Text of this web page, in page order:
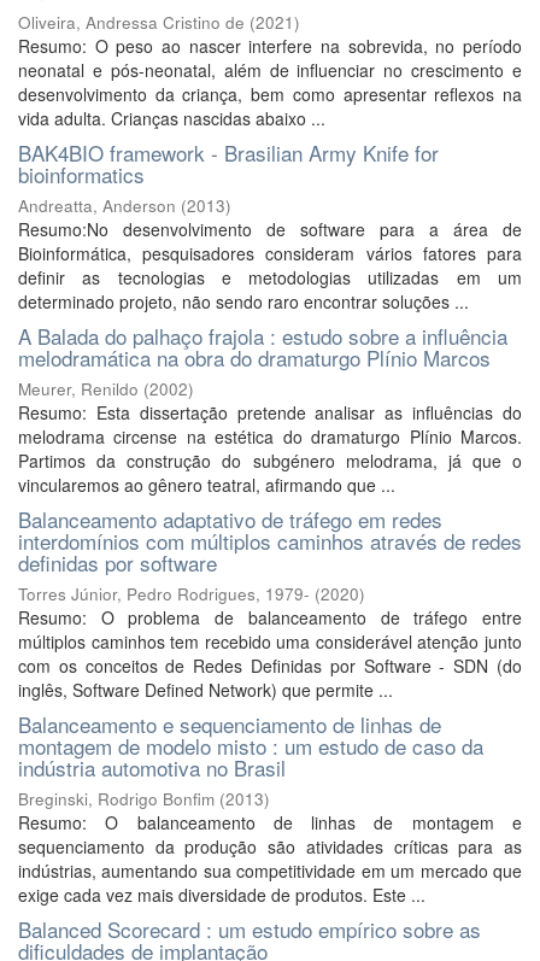
Oliveira, Andressa Cristino de (2021)
Resumo: O peso ao nascer interfere na sobrevida, no período
neonatal e pós-neonatal, além de influenciar no crescimento e
desenvolvimento da criança, bem como apresentar reflexos na
vida adulta. Crianças nascidas abaixo ...
BAK4BIO framework - Brasilian Army Knife for
bioinformatics
Andreatta, Anderson (2013)
Resumo:No desenvolvimento de software para a área de
Bioinformática, pesquisadores consideram vários fatores para
definir as tecnologias e metodologias utilizadas em um
determinado projeto, não sendo raro encontrar soluções ...
A Balada do palhaço frajola : estudo sobre a influência
melodramática na obra do dramaturgo Plínio Marcos
Meurer, Renildo (2002)
Resumo: Esta dissertação pretende analisar as influências do
melodrama circense na estética do dramaturgo Plínio Marcos.
Partimos da construção do subgénero melodrama, já que o
vincularemos ao gênero teatral, afirmando que ...
Balanceamento adaptativo de tráfego em redes
interdomínios com múltiplos caminhos através de redes
definidas por software
Torres Júnior, Pedro Rodrigues, 1979- (2020)
Resumo: O problema de balanceamento de tráfego entre
múltiplos caminhos tem recebido uma considerável atenção junto
com os conceitos de Redes Definidas por Software - SDN (do
inglês, Software Defined Network) que permite ...
Balanceamento e sequenciamento de linhas de
montagem de modelo misto : um estudo de caso da
indústria automotiva no Brasil
Breginski, Rodrigo Bonfim (2013)
Resumo: O balanceamento de linhas de montagem e
sequenciamento da produção são atividades críticas para as
indústrias, aumentando sua competitividade em um mercado que
exige cada vez mais diversidade de produtos. Este ...
Balanced Scorecard : um estudo empírico sobre as
dificuldades de implantação